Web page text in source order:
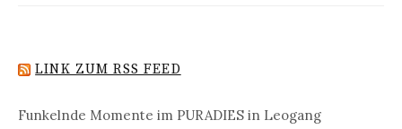
LINK ZUM RSS FEED
Funkelnde Momente im PURADIES in Leogang